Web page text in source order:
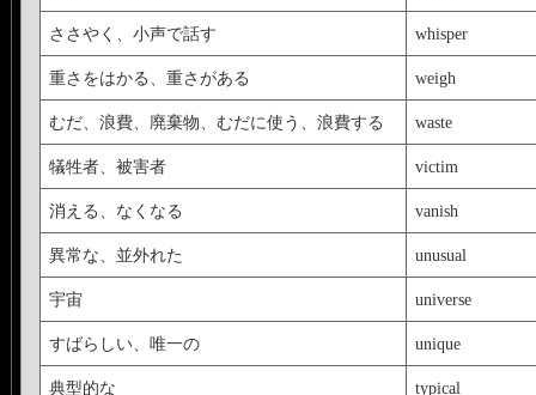
ささやく、小声で話す whisper
重さをはかる、重さがある weigh
むだ、浪費、廃棄物、むだに使う、浪費する waste
犠牲者、被害者 victim
消える、なくなる vanish
異常な、並外れた unusual
宇宙 universe
すばらしい、唯一の unique
典型的な typical